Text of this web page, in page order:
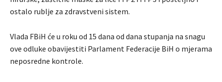
ostalo rublje za zdravstveni sistem.
Vlada FBiH će u roku od 15 dana od dana stupanja na snagu
ove odluke obavijestiti Parlament Federacije BiH o mjerama
neposredne kontrole.